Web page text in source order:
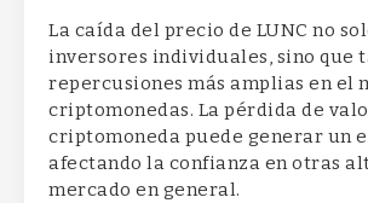
La caída del precio de LUNC no
inversores individuales, sino que
repercusiones más amplias en el
criptomonedas. La pérdida de
criptomoneda puede generar un
afectando la confianza en otras
mercado en general.